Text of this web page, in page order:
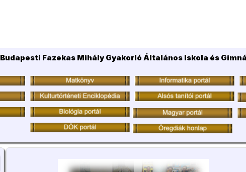
Budapesti Fazekas Mihály Gyakorló Általános Iskola és